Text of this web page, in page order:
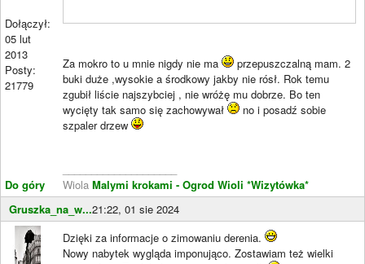
Dołączył:
05 lut
2013
Posty:
21779
Do góry
Za mokro to u mnie nigdy nie ma
przepuszczalną mam. 2
buki duże ,wysokie a środkowy jakby nie rósł. Rok temu
zgubił liście najszybciej , nie wróżę mu dobrze. Bo ten
wycięty tak samo się zachowywał
no i posadź sobie
szpaler drzew
Wiola Malymi krokami - Ogrod Wioli *Wizytówka*
Gruszka_na_w...21:22, 01 sie 2024
Dzięki za informacje o zimowaniu derenia.
Nowy nabytek wygląda imponująco. Zostawiam też wielki